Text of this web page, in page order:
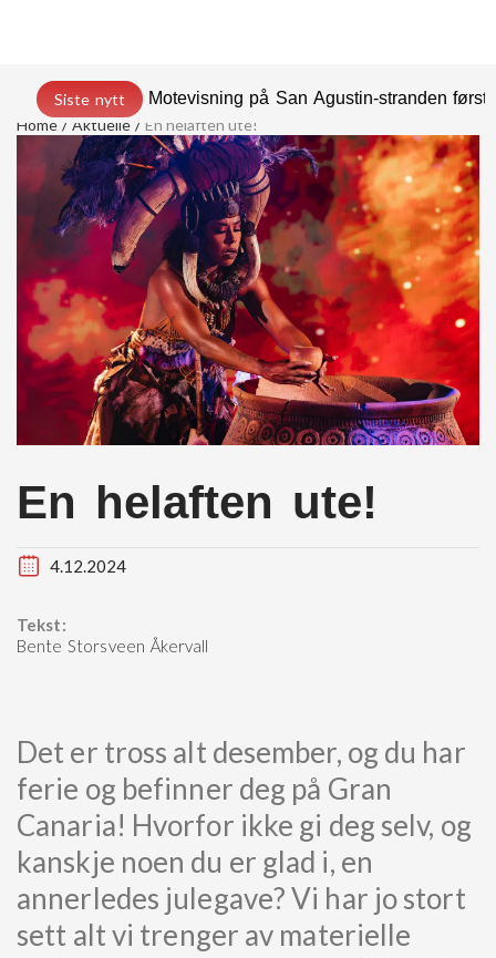
Siste nytt
Motevisning på San Agustin-stranden
Home
Aktuelle En helaften ute!
En helaften ute!
4.12.2024
Tekst:
Bente Storsveen Åkervall
Det er tross alt desember, og du har
ferie og befinner deg på Gran
Canaria! Hvorfor ikke gi deg selv, og
kanskje noen du er glad i, en
annerledes julegave? Vi har jo stort
sett alt vi trenger av materielle